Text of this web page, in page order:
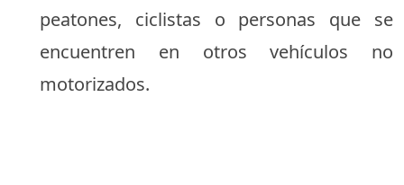
peatones, ciclistas o personas que se
encuentren en otros vehículos no
motorizados.